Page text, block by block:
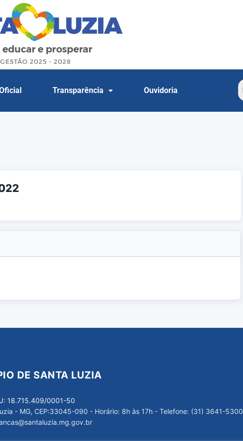
Transparência Ouvidoria
DE SANTA LUZIA
18.715.409/0001-50
- MG, CEP:33045-090 - Horário: 8h às 17h - Telefone: (31) 3641-5300